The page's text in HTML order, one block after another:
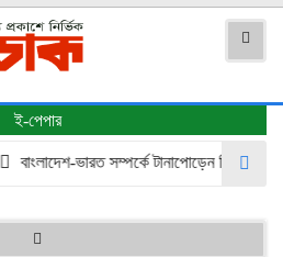
ই-পেপার
বাংলাদেশ-ভারত সম্পর্কে টানাপোড়েন কি বাড়ছে